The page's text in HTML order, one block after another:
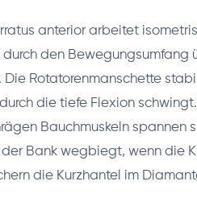
anterior arbeitet
den Bewegungsumfang
Die Rotatorenmanschette
die tiefe Flexion
Bauchmuskeln spannen
der Bank wegbiegt, wenn die
die Kurzhantel im